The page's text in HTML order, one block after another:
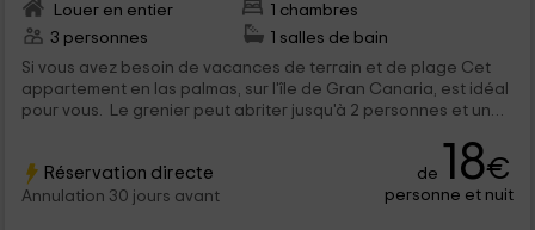
Louer en entier
1 chambres
3 personnes
1 salles de bain
Si vous avez besoin de vacances de terrain et de plage Cet
appartement en las palmas, sur l'île de Gran Canaria, est idéal
pour vous. Le grenier peut abriter jusqu'à 2 personnes et une
sports de plein air dans le terrain ou visiter la ville de la ville de
Las Palmas.
Réservation directe
Annulation 30 jours avant
de 18€
personne et nuit